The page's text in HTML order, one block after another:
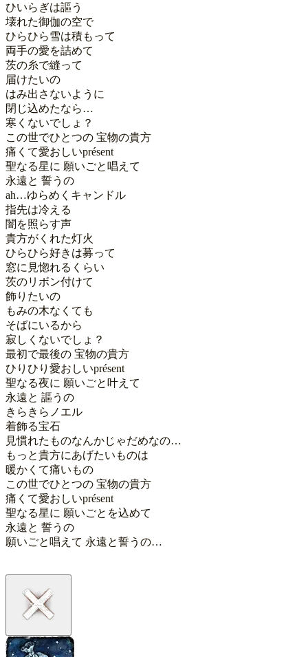
ひいらぎは謳う
壊れた御伽の空で
ひらひら雪は積もって
両手の愛を詰めて
茨の糸で縫って
届けたいの
はみ出さないように
閉じ込めたなら…
寒くないでしょ？
この世でひとつの 宝物の貴方
痛くて愛おしいprésent
聖なる星に 願いごと唱えて
永遠と 誓うの
ah…ゆらめくキャンドル
指先は冷える
闇を照らす声
貴方がくれた灯火
ひらひら好きは募って
窓に見惚れるくらい
茨のリボン付けて
飾りたいの
もみの木なくても
そばにいるから
寂しくないでしょ？
最初で最後の 宝物の貴方
ひりひり愛おしいprésent
聖なる夜に 願いごと叶えて
永遠と 謳うの
きらきらノエル
着飾る宝石
見慣れたものなんかじゃだめなの…
もっと貴方にあげたいものは
暖かくて痛いもの
この世でひとつの 宝物の貴方
痛くて愛おしいprésent
聖なる星に 願いごとを込めて
永遠と 誓うの
願いごと唱えて 永遠と誓うの…